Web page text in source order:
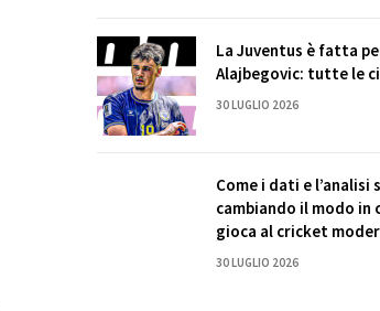
La Juventus è fatta
Alajbegovic: tutte le
30 LUGLIO 2026
Come i dati e l’analisi
cambiando il modo in
gioca al cricket
30 LUGLIO 2026